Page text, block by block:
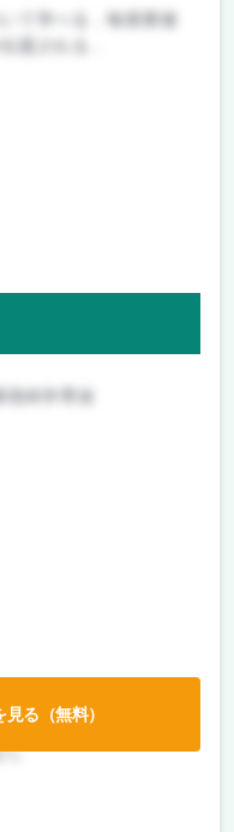
て学べる．毎授業後
科学専攻
のみ
し
見る（無料）